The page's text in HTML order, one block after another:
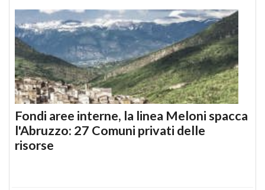
Fondi aree interne, la linea Meloni spacca
l'Abruzzo: 27 Comuni privati delle
risorse